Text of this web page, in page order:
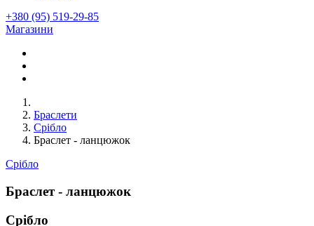
+380 (95) 519-29-85
Магазини
Браслети
Срібло
Браслет - ланцюжок
Срібло
Браслет - ланцюжок
Срібло